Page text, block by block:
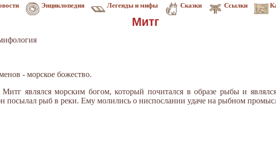
Энциклопедия Легенды и мифы Сказки Ссылки
Митг
- морское божество.
являлся морским богом, который почитался в образе рыбы и
посылал рыб в реки. Ему молились о ниспослании удаче на рыбном